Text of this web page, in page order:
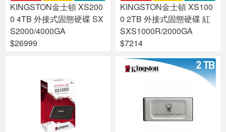
KINGSTON金士頓 XS200
0 4TB 外接式固態硬碟 SX
S2000/4000GA
$26999
KINGSTON金士頓 XS100
0 2TB 外接式固態硬碟 紅
SXS1000R/2000GA
$7214